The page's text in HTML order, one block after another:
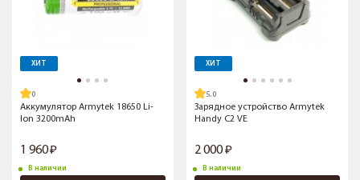
ХИТ
Аккумулятор Armytek 18650 Li-
Ion 3200mAh
1 960
В наличии
ХИТ
5.0
Зарядное устройство Armytek
Handy C2 VE
2 000
В наличии